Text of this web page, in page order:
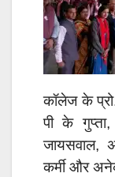
कॉलेज के
पी के
जायसवाल,
कर्मी और